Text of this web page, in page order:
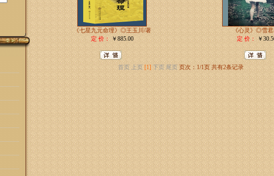
《七星九元命理》◎王玉川/著
定 价：￥885.00
《心灵》◎雪
定 价：￥
首页 上页 [1] 下页 尾页 页次：1/1页 共有2条记录